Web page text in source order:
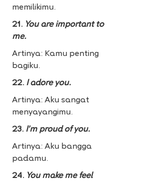
memilikimu.
21. You are important to
me.
Artinya: Kamu penting
bagiku.
22. I adore you.
Artinya: Aku sangat
menyayangimu.
23. I’m proud of you.
Artinya: Aku bangga
padamu.
24. You make me feel